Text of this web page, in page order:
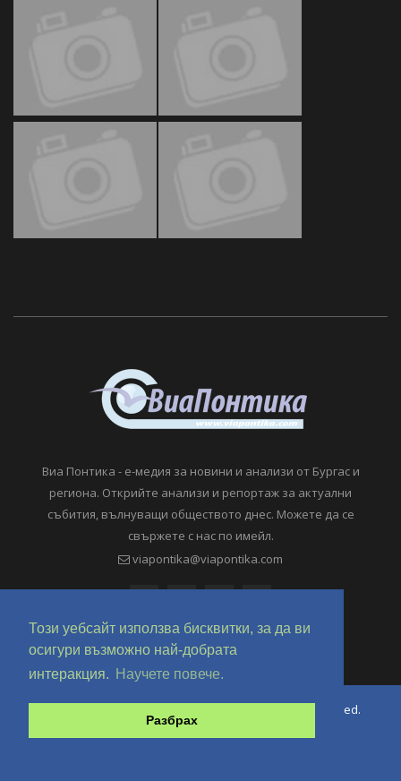
Този уебсайт използва бисквитки, за да ви
осигури възможно най-добрата
интеракция.
Научете повече.
Разбрах
Виа Понтика - е-медия за новини и анализи от Бургас и
региона. Открийте анализи и репортаж за актуални
събития, вълнуващи обществото днес. Можете да се
свържете с нас по имейл.
viapontika@viapontika.com
Copyright © 2018-2024 ViaPontika.com. All Rights Reserved.
Development @ OverHertz Ltd